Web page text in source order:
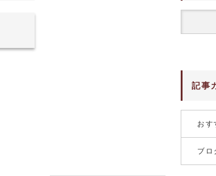
記事
おす
ブロ